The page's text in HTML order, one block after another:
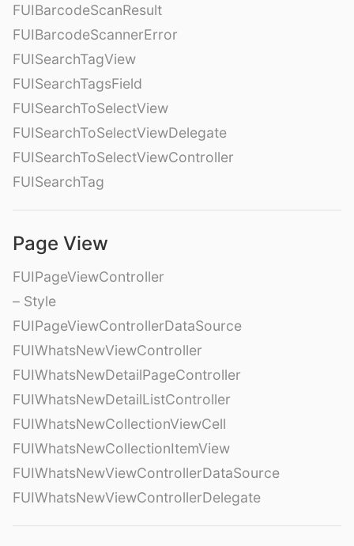
FUIBarcodeScanResult
FUIBarcodeScannerError
FUISearchTagView
FUISearchTagsField
FUISearchToSelectView
FUISearchToSelectViewDelegate
FUISearchToSelectViewController
FUISearchTag
Page View
FUIPageViewController
– Style
FUIPageViewControllerDataSource
FUIWhatsNewViewController
FUIWhatsNewDetailPageController
FUIWhatsNewDetailListController
FUIWhatsNewCollectionViewCell
FUIWhatsNewCollectionItemView
FUIWhatsNewViewControllerDataSource
FUIWhatsNewViewControllerDelegate